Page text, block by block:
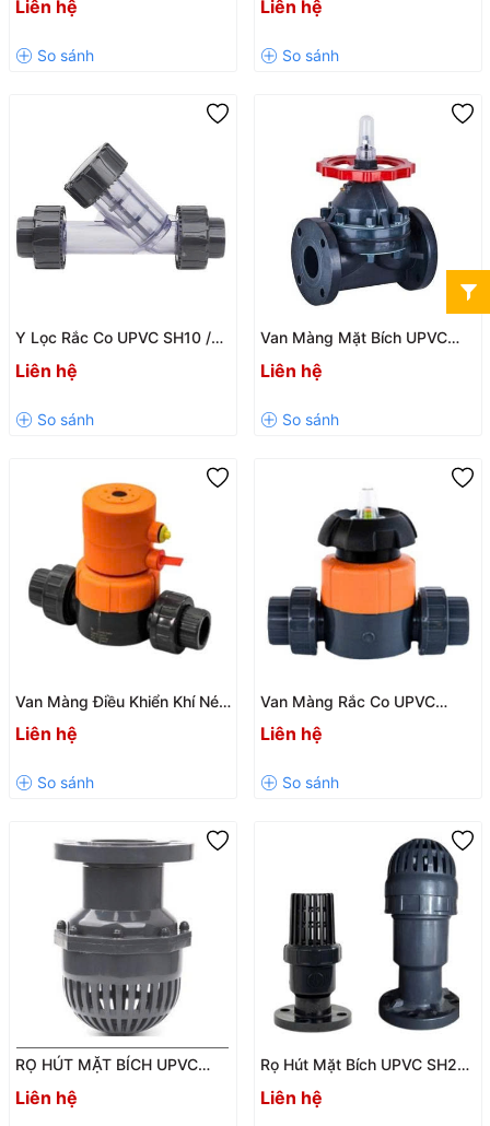
Bích, Chịu Hóa Chất Tốt
Liên hệ
PN10
Liên hệ
Y Lọc Rắc Co UPVC SH10 /
Hóa Chất Tốt
Liên hệ
Van Màng Mặt Bích UPVC
Hãng KXPV – Chịu Hóa Chất
Liên hệ
Van Màng Điều Khiển Khí Nén
UPVC SH64 Chính Hãng
CENIT – Giải Pháp Điều Khiển
Liên hệ
Van Màng Rắc Co UPVC
SH17 Chính Hãng CENIT –
Giải Pháp Điều Tiết Lưu Chất
Liên hệ
RỌ HÚT MẶT BÍCH UPVC
SH23 DN65 – DN150 PN10
Liên hệ
Rọ Hút Mặt Bích UPVC SH25
PN10 Chính Hãng – Chống
Tụt Nước, Lọc Rác Hiệu Quả
Liên hệ